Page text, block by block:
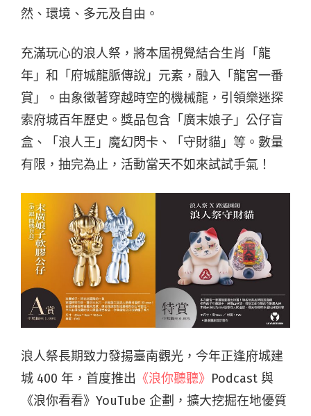
然、環境、多元及自由。
充滿玩心的浪人祭，將本屆視覺結合生肖「龍
年」和「府城龍脈傳說」元素，融入「龍宮一番
賞」。由象徵著穿越時空的機械龍，引領樂迷探
索府城百年歷史。獎品包含「廣末娘子」公仔盲
盒、「浪人王」魔幻閃卡、「守財貓」等。數量
有限，抽完為止，活動當天不如來試試手氣！
浪人祭長期致力發揚臺南觀光，今年正逢府城建
城 400 年，首度推出 《浪你聽聽》 Podcast 與
《浪你看看》YouTube 企劃，擴大挖掘在地優質